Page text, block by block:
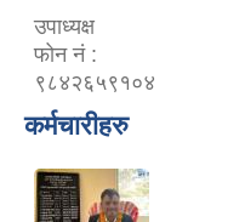
उपाध्यक्ष
फोन नं :
९८४२६५९१०४
कर्मचारीहरु